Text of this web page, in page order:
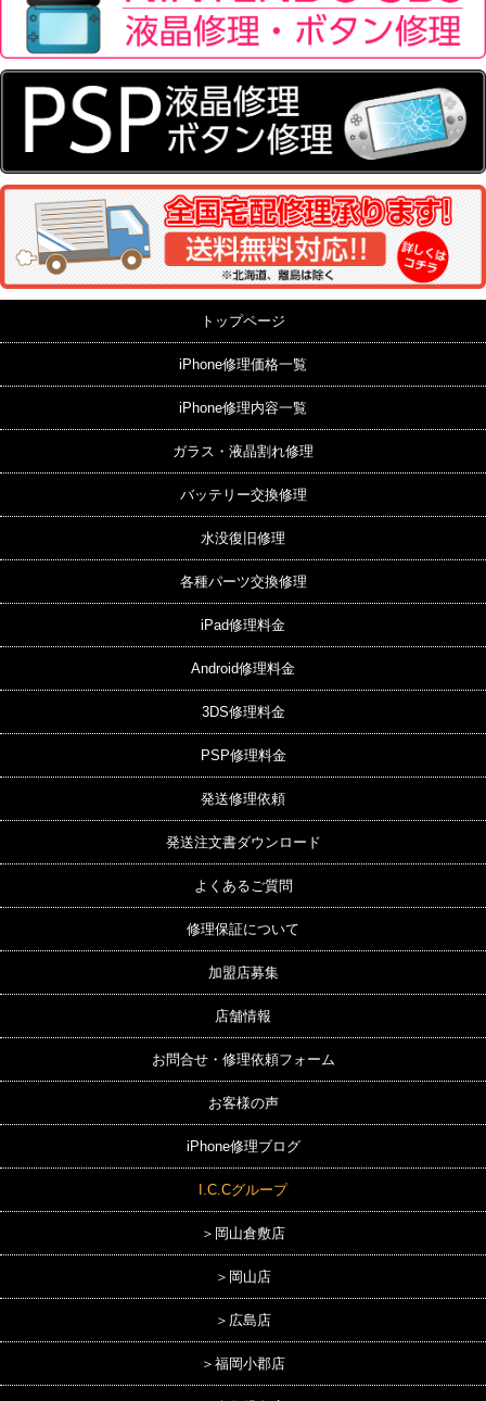
トップページ
iPhone修理価格一覧
iPhone修理内容一覧
ガラス・液晶割れ修理
バッテリー交換修理
水没復旧修理
各種パーツ交換修理
iPad修理料金
Android修理料金
3DS修理料金
PSP修理料金
発送修理依頼
発送注文書ダウンロード
よくあるご質問
修理保証について
加盟店募集
店舗情報
お問合せ・修理依頼フォーム
お客様の声
iPhone修理ブログ
I.C.Cグループ
＞岡山倉敷店
＞岡山店
＞広島店
＞福岡小郡店